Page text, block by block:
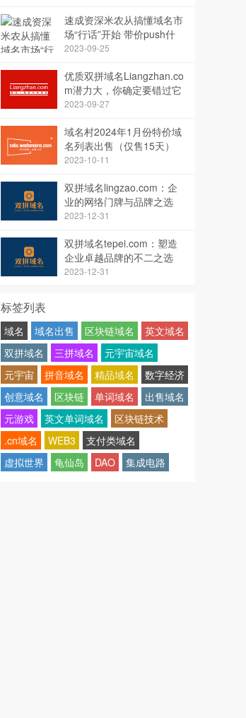
速成资深米农从搞懂域名市
场“行话”开始 带价push什
么意思？
2023-09-25
优质双拼域名Liangzhan.co
m潜力大，你确定要错过它
吗？
2023-09-27
域名村2024年1月份特价域
名列表出售（仅售15天）
2023-10-11
双拼域名lingzao.com：企
业的网络门牌与品牌之选
2023-12-31
双拼域名tepei.com：塑造
企业卓越品牌的不二之选
2023-12-31
标签列表
域名 域名出售 区块链域名
英文域名
双拼域名
三拼域名
元宇宙域名
元宇宙
拼音域名 精品域名
数字经济
创意域名
区块链 单词域名
出售域名
元游戏
英文单词域名
区块链技术
.cn域名
WEB3
支付类域名
虚拟世界
龟仙岛 DAO 集成电路